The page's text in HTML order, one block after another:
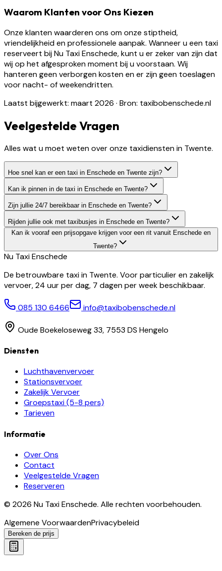
Waarom Klanten voor Ons Kiezen
Onze klanten waarderen ons om onze stiptheid,
vriendelijkheid en professionele aanpak. Wanneer u een taxi
reserveert bij Nu Taxi Enschede, kunt u er zeker van zijn dat
wij op het afgesproken moment bij u voorstaan. Wij
hanteren geen verborgen kosten en er zijn geen toeslagen
voor nacht- of weekendritten.
Laatst bijgewerkt: maart 2026 · Bron: taxibobenschede.nl
Veelgestelde Vragen
Alles wat u moet weten over onze taxidiensten in Twente.
Hoe snel kan er een taxi in Enschede en Twente zijn?
Kan ik pinnen in de taxi in Enschede en Twente?
Zijn jullie 24/7 bereikbaar in Enschede en Twente?
Rijden jullie ook met taxibusjes in Enschede en Twente?
Kan ik vooraf een prijsopgave krijgen voor een rit vanuit Enschede en
Twente?
Nu TaxiEnschede
De betrouwbare taxi in Twente. Voor particulier en zakelijk
vervoer, 24 uur per dag, 7 dagen per week beschikbaar.
085 130 6466 info@taxibobenschede.nl
Oude Boekeloseweg 33, 7553 DS Hengelo
Diensten
Luchthavenvervoer
Stationsvervoer
Zakelijk Vervoer
Groepstaxi (5-8 pers)
Tarieven
Informatie
Over Ons
Contact
Veelgestelde Vragen
Reserveren
© 2026 Nu Taxi Enschede. Alle rechten voorbehouden.
Algemene VoorwaardenPrivacybeleid
Bereken de prijs